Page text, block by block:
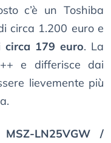
c’è un Toshiba
circa 1.200 euro e
circa 179 euro. La
e differisce dai
lievemente più
MSZ-LN25VGW /